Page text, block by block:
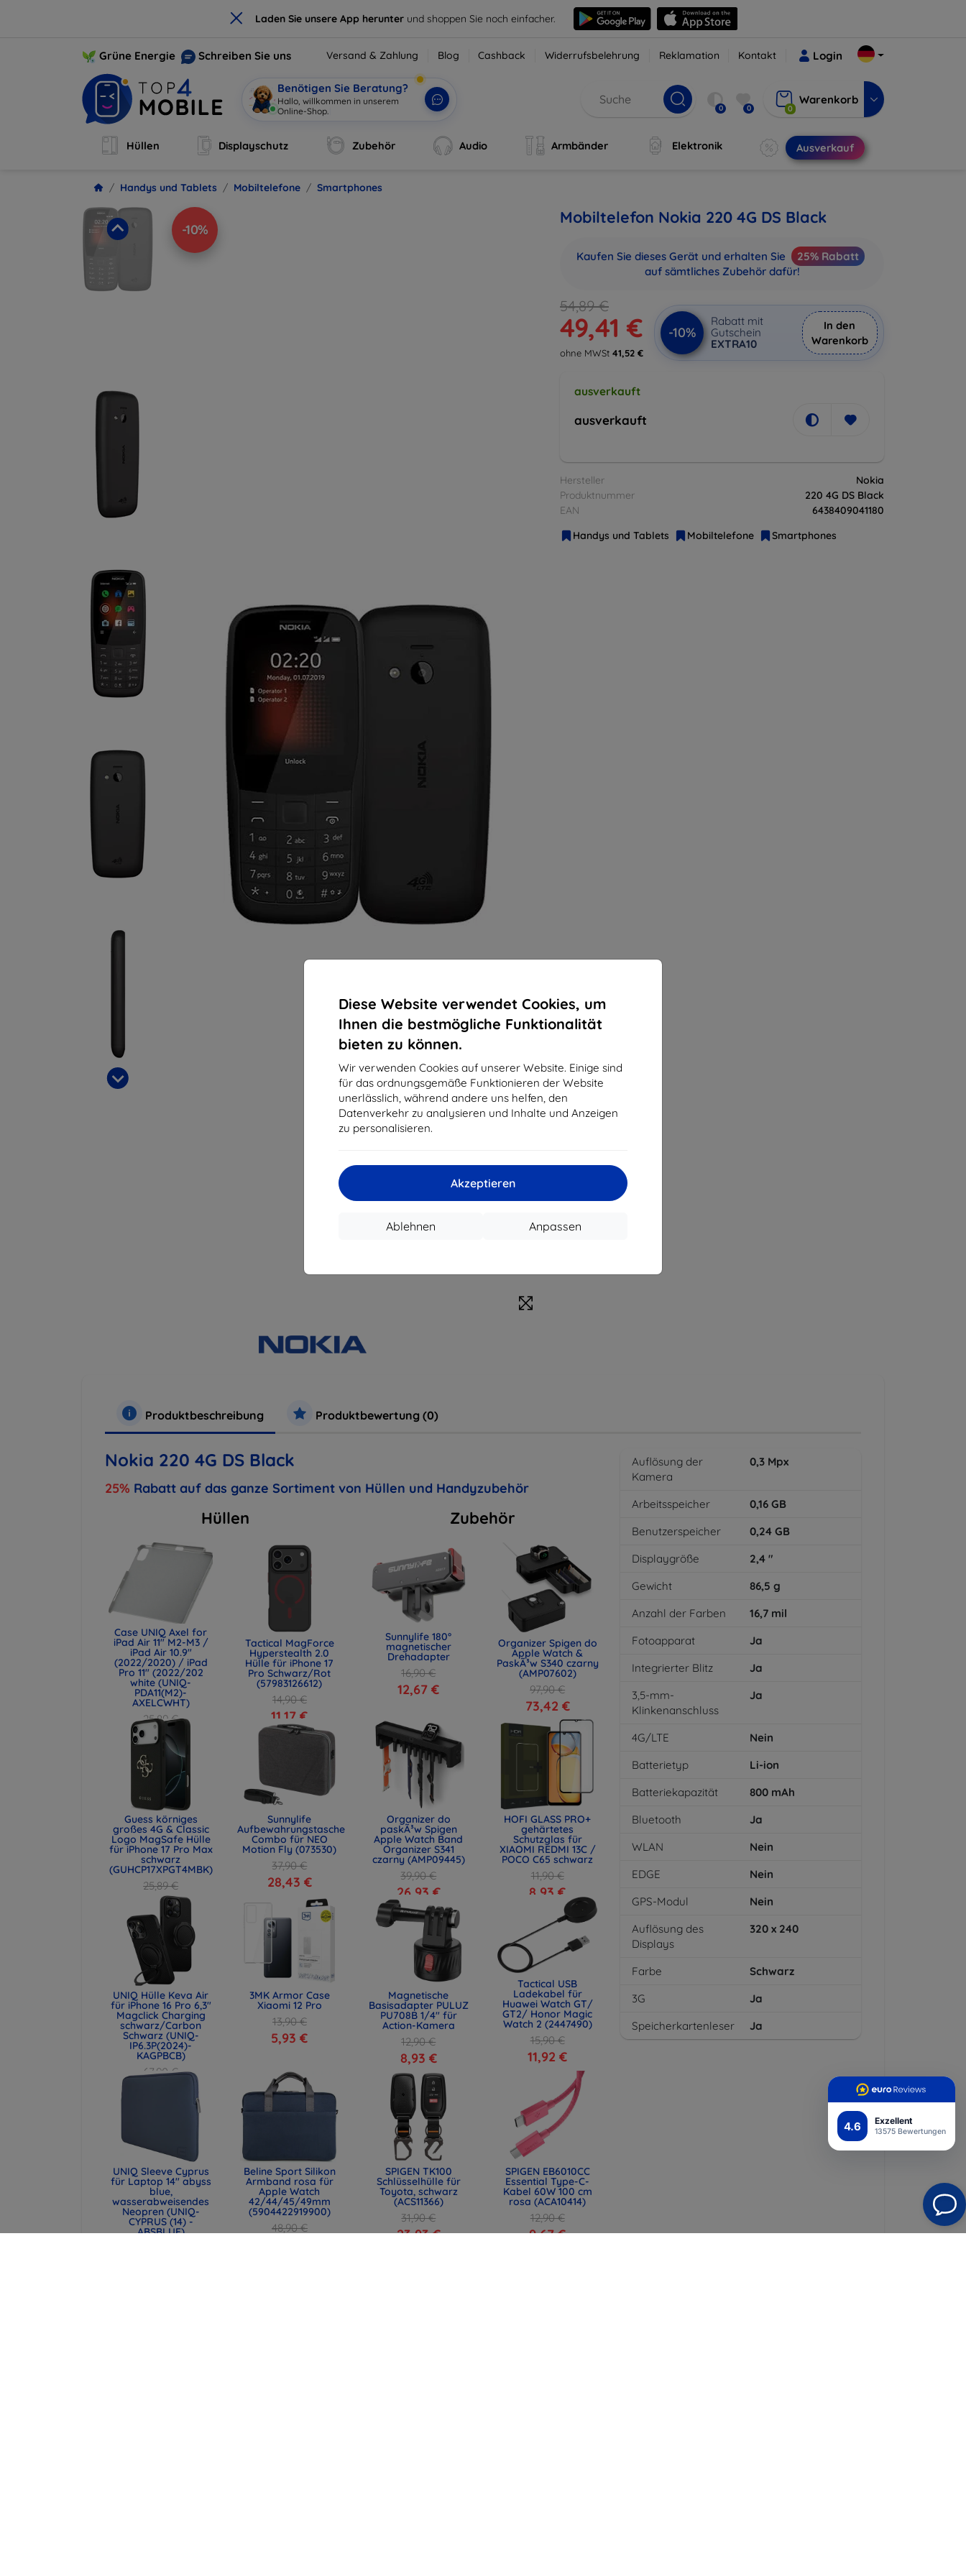
× Laden Sie unsere App herunter und shoppen Sie noch einfacher.
4.6 Exzellent
13575 Bewertungen
Diese Website verwendet Cookies, um
Ihnen die bestmögliche Funktionalität
bieten zu können.
Wir verwenden Cookies auf unserer Website. Einige sind
für das ordnungsgemäße Funktionieren der Website
unerlässlich, während andere uns helfen, den
Datenverkehr zu analysieren und Inhalte und Anzeigen
zu personalisieren.
Akzeptieren
Anpassen
Ablehnen
Grüne Energie Schreiben Sie uns Versand & Zahlung Blog Cashback Widerrufsbelehrung Reklamation Kontakt Login
Benötigen Sie Beratung?
Hallo, willkommen in unserem
Online-| 0 0 0
Warenkorb
Hüllen Displayschutz Zubehör Audio Armbänder Elektronik Ausverkauf
Handys und Tablets Mobiltelefone Smartphones
-10%
Mobiltelefon Nokia 220 4G DS Black
Kaufen Sie dieses Gerät und erhalten Sie
25% Rabatt
auf sämtliches Zubehör dafür!
54,89 €
49,41 €
ohne MWSt 41,52 €
-10%
Rabatt mit
Gutschein
EXTRA10
In den
Warenkorb
ausverkauft
ausverkauft
Hersteller
Nokia
Produktnummer
220 4G DS Black
EAN
6438409041180
Handys und Tablets
Mobiltelefone Smartphones
Produktbeschreibung Produktbewertung (0)
Nokia 220 4G DS Black
25% Rabatt auf das ganze Sortiment von Hüllen und Handyzubehör
Hüllen
Case UNIQ Axel for
iPad Air 11" M2-M3 /
iPad Air 10.9"
(2022/2020) / iPad
Pro 11" (2022/202
white (UNIQ-
PDA11(M2)-
AXELCWHT)
25,89 €
19,42 €
Tactical MagForce
Hyperstealth 2.0
Hülle für iPhone 17
Pro Schwarz/Rot
(57983126612)
14,90 €
11,17 €
Guess körniges
großes 4G & Classic
Logo MagSafe Hülle
für iPhone 17 Pro Max
schwarz
(GUHCP17XPGT4MBK)
25,89 €
19,42 €
Sunnylife
Aufbewahrungstasche
Combo für NEO
Motion Fly (073530)
37,90 €
28,43 €
UNIQ Hülle Keva Air
für iPhone 16 Pro 6,3"
Magclick Charging
schwarz/Carbon
Schwarz (UNIQ-
IP6.3P(2024)-
KAGPBCB)
67,90 €
3MK Armor Case
Xiaomi 12 Pro
13,90 €
5,93 €
UNIQ Sleeve Cyprus
für Laptop 14" abyss
blue,
wasserabweisendes
Neopren (UNIQ-
CYPRUS (14) -
ABSBLUE)
Beline Sport Silikon
Armband rosa für
Apple Watch
42/44/45/49mm
(5904422919900)
48,90 €
Zubehör
Sunnylife 180°
magnetischer
Drehadapter
16,90 €
12,67 €
Organizer Spigen do
Apple Watch &
PaskÃ³w S340 czarny
(AMP07602)
97,90 €
73,42 €
Organizer do
paskÃ³w Spigen
Apple Watch Band
Organizer S341
czarny (AMP09445)
39,90 €
26,93 €
HOFI GLASS PRO+
gehärtetes
Schutzglas für
XIAOMI REDMI 13C /
POCO C65 schwarz
11,90 €
8,93 €
Magnetische
Basisadapter PULUZ
PU708B 1/4" für
Action-Kamera
12,90 €
8,93 €
Tactical USB
Ladekabel für
Huawei Watch GT/
GT2/ Honor Magic
Watch 2 (2447490)
15,90 €
11,92 €
SPIGEN TK100
Schlüsselhülle für
Toyota, schwarz
(ACS11366)
31,90 €
23,93 €
SPIGEN EB6010CC
Essential Type-C-
Kabel 60W 100 cm
rosa (ACA10414)
12,90 €
9,67 €
Auflösung der
Kamera
0,3 Mpx
Arbeitsspeicher 0,16 GB
Benutzerspeicher
0,24 GB
Displaygröße
2,4 "
Gewicht
86,5 g
Anzahl der Farben
16,7 mil
Fotoapparat
Ja
Integrierter Blitz
Ja
3,5-mm-
Klinkenanschluss
Ja
4G/LTE
Nein
Batterietyp
Li-ion
Batteriekapazität
800 mAh
Bluetooth
Ja
WLAN
Nein
EDGE
Nein
GPS-Modul
Nein
Auflösung des
Displays
320 x 240
Farbe
Schwarz
3G
Ja
Speicherkartenleser
Ja